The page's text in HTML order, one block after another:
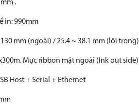
.
in: 990mm
mm (ngoài) / 25.4 ~ 38.1 mm (lõi trong)
Mực ribbon mặt ngoài (Ink out side)
Host + Serial + Ethernet